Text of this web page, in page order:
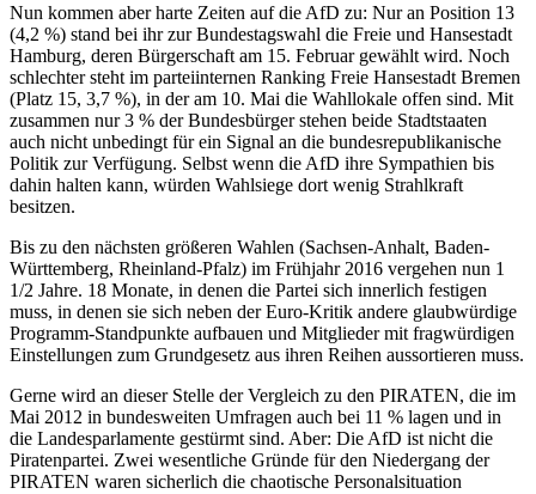
Nun kommen aber harte Zeiten auf die AfD zu: Nur an Position 13
(4,2 %) stand bei ihr zur Bundestagswahl die Freie und Hansestadt
Hamburg, deren Bürgerschaft am 15. Februar gewählt wird. Noch
schlechter steht im parteiinternen Ranking Freie Hansestadt Bremen
(Platz 15, 3,7 %), in der am 10. Mai die Wahllokale offen sind. Mit
zusammen nur 3 % der Bundesbürger stehen beide Stadtstaaten
auch nicht unbedingt für ein Signal an die bundesrepublikanische
Politik zur Verfügung. Selbst wenn die AfD ihre Sympathien bis
dahin halten kann, würden Wahlsiege dort wenig Strahlkraft
besitzen.
Bis zu den nächsten größeren Wahlen (Sachsen-Anhalt, Baden-
Württemberg, Rheinland-Pfalz) im Frühjahr 2016 vergehen nun 1
1/2 Jahre. 18 Monate, in denen die Partei sich innerlich festigen
muss, in denen sie sich neben der Euro-Kritik andere glaubwürdige
Programm-Standpunkte aufbauen und Mitglieder mit fragwürdigen
Einstellungen zum Grundgesetz aus ihren Reihen aussortieren muss.
Gerne wird an dieser Stelle der Vergleich zu den PIRATEN, die im
Mai 2012 in bundesweiten Umfragen auch bei 11 % lagen und in
die Landesparlamente gestürmt sind. Aber: Die AfD ist nicht die
Piratenpartei. Zwei wesentliche Gründe für den Niedergang der
PIRATEN waren sicherlich die chaotische Personalsituation